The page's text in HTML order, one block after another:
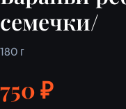
семечки/
180 г
750 ₽